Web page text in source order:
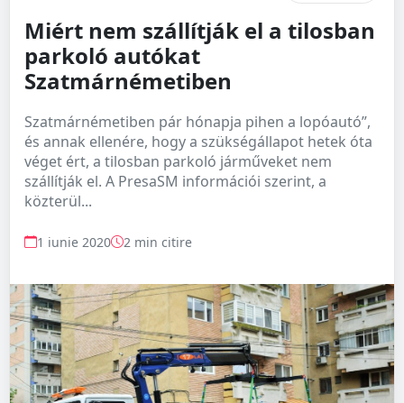
Miért nem szállítják el a tilosban
parkoló autókat
Szatmárnémetiben
Szatmárnémetiben pár hónapja pihen a lopóautó”,
és annak ellenére, hogy a szükségállapot hetek óta
véget ért, a tilosban parkoló járműveket nem
szállítják el. A PresaSM információi szerint, a
közterül...
1 iunie 2020 2 min citire